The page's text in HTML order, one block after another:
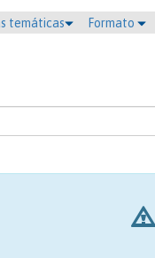
temáticas Formato
- 3